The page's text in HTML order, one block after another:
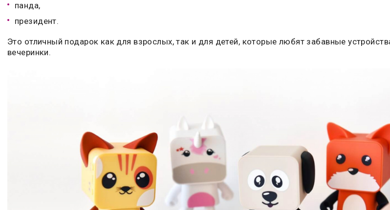
панда,
президент.
Это отличный подарок как для взрослых, так и для детей, которые любят забавные
вечеринки.